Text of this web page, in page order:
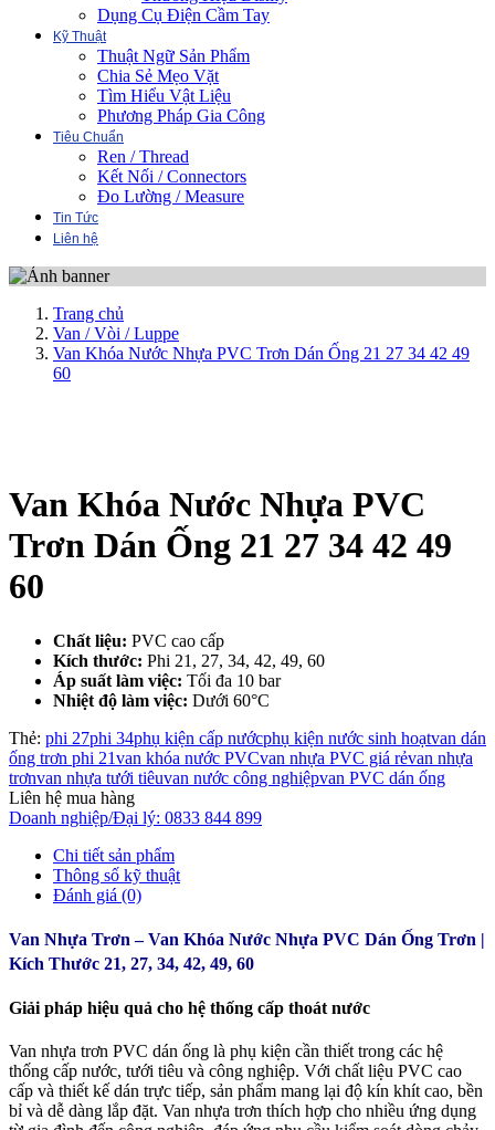
Dụng Cụ Điện Cầm Tay
Kỹ Thuật
Thuật Ngữ Sản Phẩm
Chia Sẻ Mẹo Vặt
Tìm Hiểu Vật Liệu
Phương Pháp Gia Công
Tiêu Chuẩn
Ren / Thread
Kết Nối / Connectors
Đo Lường / Measure
Tin Tức
Liên hệ
Trang chủ
Van / Vòi / Luppe
Van Khóa Nước Nhựa PVC Trơn Dán Ống 21 27 34 42 49
60
Van Khóa Nước Nhựa PVC
Trơn Dán Ống 21 27 34 42 49
60
Chất liệu: PVC cao cấp
Kích thước: Phi 21, 27, 34, 42, 49, 60
Áp suất làm việc: Tối đa 10 bar
Nhiệt độ làm việc: Dưới 60°C
Thẻ: phi 27phi 34phụ kiện cấp nướcphụ kiện nước sinh hoạtvan dán
ống trơn phi 21van khóa nước PVCvan nhựa PVC giá rẻvan nhựa
trơnvan nhựa tưới tiêuvan nước công nghiệpvan PVC dán ống
Liên hệ mua hàng
Doanh nghiệp/Đại lý: 0833 844 899
Chi tiết sản phẩm
Thông số kỹ thuật
Đánh giá (0)
Van Nhựa Trơn – Van Khóa Nước Nhựa PVC Dán Ống Trơn |
Kích Thước 21, 27, 34, 42, 49, 60
Giải pháp hiệu quả cho hệ thống cấp thoát nước
Van nhựa trơn PVC dán ống là phụ kiện cần thiết trong các hệ
thống cấp nước, tưới tiêu và công nghiệp. Với chất liệu PVC cao
cấp và thiết kế dán trực tiếp, sản phẩm mang lại độ kín khít cao, bền
bỉ và dễ dàng lắp đặt. Van nhựa trơn thích hợp cho nhiều ứng dụng